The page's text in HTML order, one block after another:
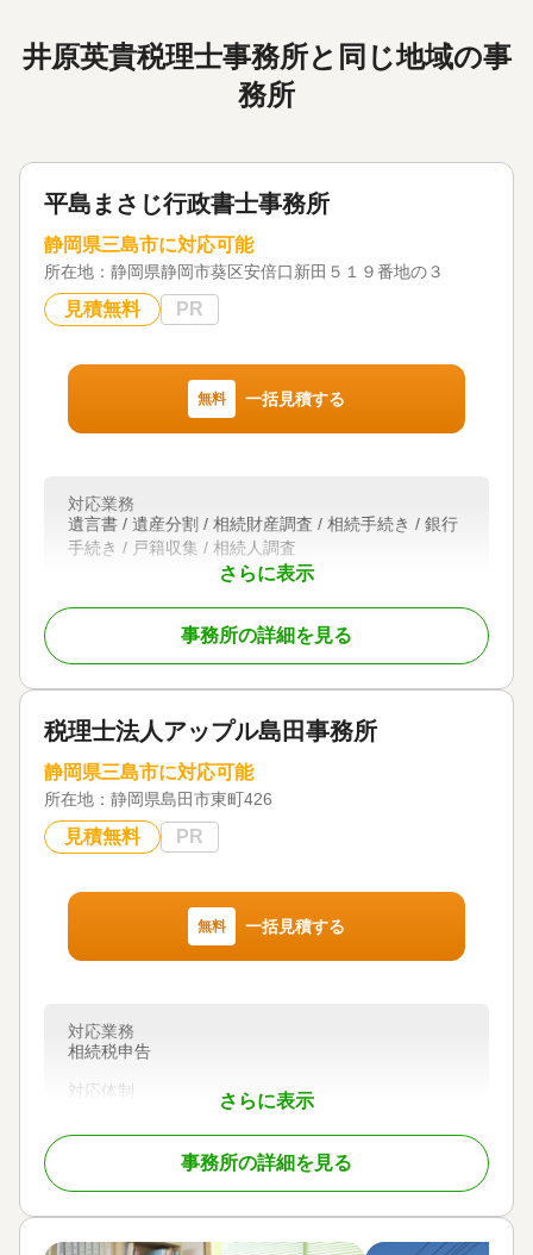
井原英貴税理士事務所と同じ地域の事
務所
平島まさじ行政書士事務所
静岡県三島市に対応可能
所在地： 静岡県静岡市葵区安倍口新田５１９番地の３
見積無料 PR
無料 一括見積する
さらに表示
対応業務
遺言書 / 遺産分割 / 相続財産調査 / 相続手続き / 銀行
手続き / 戸籍収集 / 相続人調査
訪問可 / 初回相談無料 / 事務所面談可
事務所の詳細を見る
税理士法人アップル島田事務所
静岡県三島市に対応可能
所在地： 静岡県島田市東町426
見積無料 PR
無料 一括見積する
さらに表示
対応業務
相続税申告
対応体制
事務所の詳細を見る